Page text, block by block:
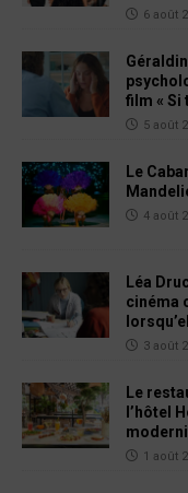
6 août
film « Si
5 août
Le
4 août
Léa
cinéma
3 août
Le
l’hôtel
1 août